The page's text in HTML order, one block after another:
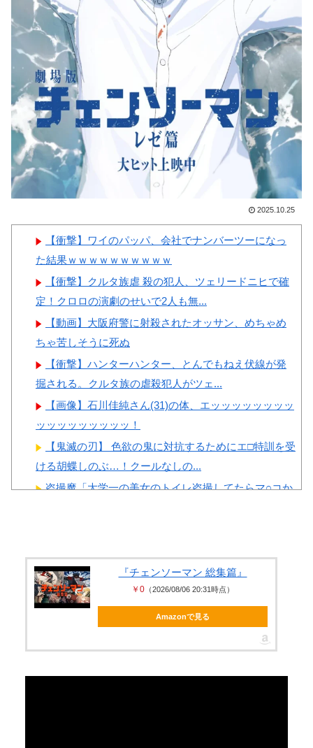
【画像】顔100点、体30点の
女ｗｗｗ
Powered by livedoor 相互RSS
では…？（ﾌﾞﾙﾌﾞﾙ」＝韓国の
反応
韓国人「MLBで日本人より韓
国人選手のほうがこの能力だけ
は上だよね」
韓国人「韓国のネットフリッ
クスで初めて１位になった日本
のコンテンツについて」「今シ
ーズンは女性が可愛い」
Powered by livedoor 相互RSS
2025.10.25
【衝撃】ワイのパッパ、会社でナンバーツーになっ
た結果ｗｗｗｗｗｗｗｗｗｗ
【衝撃】クルタ族虐 殺の犯人、ツェリードニヒで確
定！クロロの演劇のせいで2人も無...
【動画】大阪府警に射殺されたオッサン、めちゃめ
ちゃ苦しそうに死ぬ
【衝撃】ハンターハンター、とんでもねえ伏線が発
掘される。クルタ族の虐殺犯人がツェ...
【画像】石川佳純さん(31)の体、エッッッッッッッッ
ッッッッッッッッッ！
【鬼滅の刃】 色欲の鬼に対抗するためにエ□特訓を受
ける胡蝶しのぶ…！クールなしの...
盗撮魔「大学一の美女のトイレ盗撮してたらマ○コか
「はえーかわいそう…会社滅茶苦茶...
美人JDが彼氏のオ○ニー用に送った動画、勝手に晒さ
れて学校中の”共有オカズ” に...
『チェンソーマン 総集篇』
￥0 （2026/08/06 20:31時点）
Amazonで見る